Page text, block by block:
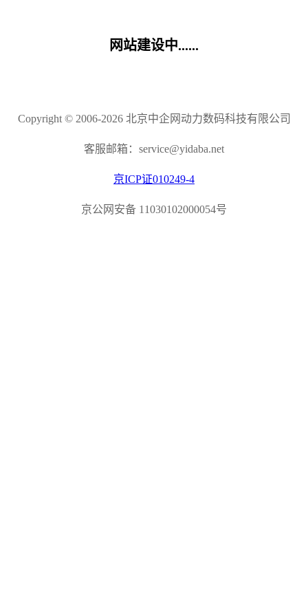
网站建设中......
Copyright © 2006-2026 北京中企网动力数码科技有限公司
客服邮箱：service@yidaba.net
京ICP证010249-4
京公网安备 11030102000054号